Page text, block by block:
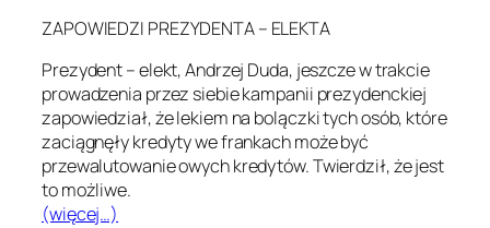
ZAPOWIEDZI PREZYDENTA – ELEKTA
Prezydent – elekt, Andrzej Duda, jeszcze w trakcie
prowadzenia przez siebie kampanii prezydenckiej
zapowiedział, że lekiem na bolączki tych osób, które
zaciągnęły kredyty we frankach może być
przewalutowanie owych kredytów. Twierdził, że jest
to możliwe.
(więcej…)